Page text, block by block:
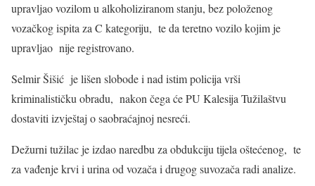
upravljao vozilom u alkoholiziranom stanju, bez položenog
vozačkog ispita za C kategoriju, te da teretno vozilo kojim je
upravljao nije registrovano.
Selmir Šišić je lišen slobode i nad istim policija vrši
kriminalističku obradu, nakon čega će PU Kalesija Tužilaštvu
dostaviti izvještaj o saobraćajnoj nesreći.
Dežurni tužilac je izdao naredbu za obdukciju tijela oštećenog, te
za vađenje krvi i urina od vozača i drugog suvozača radi analize.